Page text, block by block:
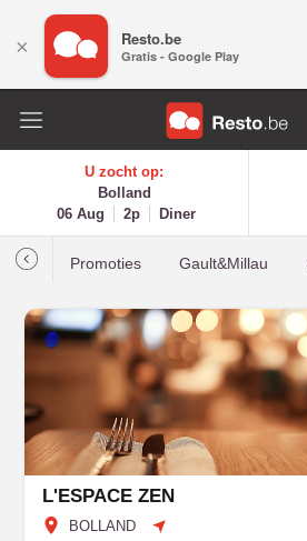
U zocht op:
Bolland
06 Aug
2p Diner
Promoties Gault&Millau
L'ESPACE ZEN
BOLLAND
× Resto.be
Gratis - Google Play